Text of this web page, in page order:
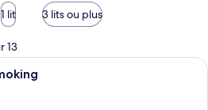
1 lit 3 lits ou plus
13
Coffre-fort, bureau, rideaux